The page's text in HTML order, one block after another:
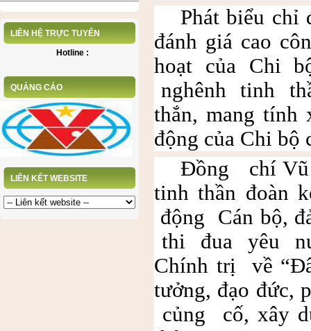
LIÊN HỆ TRỰC TUYẾN
Hotline :
QUẢNG CÁO
LIÊN KẾT WEBSITE
Phát biểu chỉ
đánh giá cao
hoạt của Chi
nghênh tinh
thắn, mang tính
động của Chi bộ
Đồng chí Vũ
tinh thần đoàn
động Cán bộ,
thi đua yêu
Chính trị về
tưởng, đạo đức,
củng cố, xây